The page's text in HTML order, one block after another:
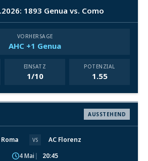
1893 Genua vs. Como
VORHERSAGE
AHC +1 Genua
EINSATZ
1/10
POTENZIAL
1.55
AUSSTEHEND
Roma VS
AC Florenz
4 Mai
20:45